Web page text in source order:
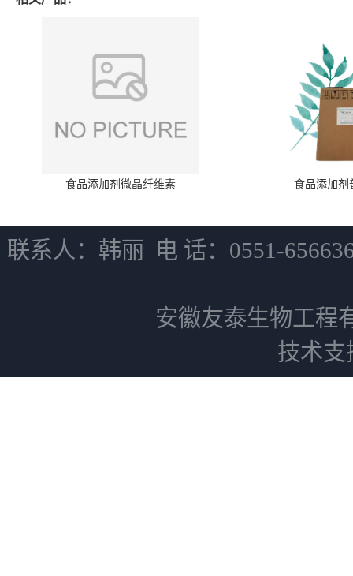
食品添加剂微晶纤维素 食品添加剂
联系人：韩丽 电 话：0551-
安徽友泰生物工程
技术